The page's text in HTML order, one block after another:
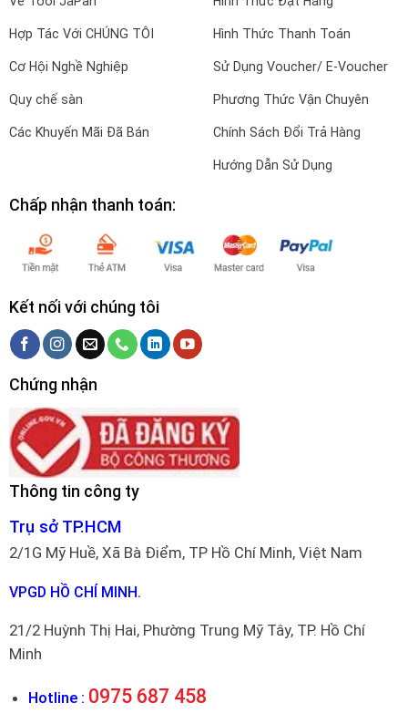
Hợp Tác Với CHÚNG TÔI
Cơ Hội Nghề Nghiệp
Quy chế sàn
Các Khuyến Mãi Đã Bán
Hình Thức Thanh Toán
Sử Dụng Voucher/ E-Voucher
Phương Thức Vận Chuyên
Chính Sách Đổi Trả Hàng
Hướng Dẫn Sử Dụng
Chấp nhận thanh toán:
Kết nối với chúng tôi
Chứng nhận
Thông tin công ty
Trụ sở TP.HCM
2/1G Mỹ Huề, Xã Bà Điểm, TP Hồ Chí Minh, Việt Nam
VPGD HỒ CHÍ MINH.
21/2 Huỳnh Thị Hai, Phường Trung Mỹ Tây, TP. Hồ Chí
Minh
Hotline : 0975 687 458